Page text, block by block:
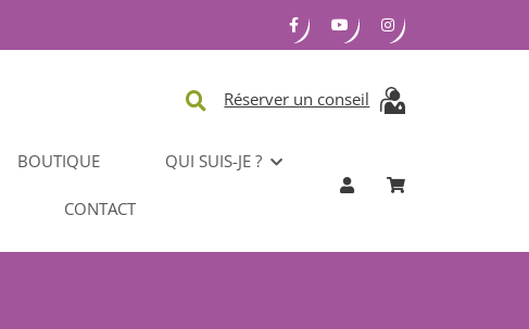
Réserver un conseil
BOUTIQUE QUI SUIS-JE ?
CONTACT